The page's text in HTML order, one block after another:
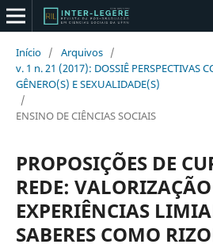
Início / Arquivos /
v. 1 n. 21 (2017): DOSSIÊ PERSPECTIVAS
GÊNERO(S) E SEXUALIDADE(S)
/
ENSINO DE CIÊNCIAS SOCIAIS
PROPOSIÇÕES DE
REDE:
EXPERIÊNCIAS
SABERES COMO